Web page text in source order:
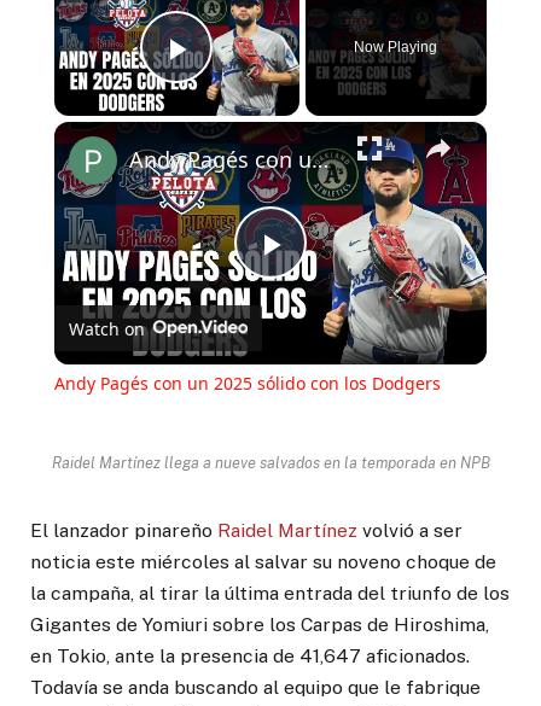
Play Video
Now Playing
×
Play
Video
Andy Pagés con un 2025 sólido con los Dodgers
Watch on
Andy Pagés con un 2025 sólido con los Dodgers
Raidel Martínez llega a nueve salvados en la temporada en NPB
El lanzador pinareño Raidel Martínez volvió a ser
noticia este miércoles al salvar su noveno choque de
la campaña, al tirar la última entrada del triunfo de los
Gigantes de Yomiuri sobre los Carpas de Hiroshima,
en Tokio, ante la presencia de 41,647 aficionados.
Todavía se anda buscando al equipo que le fabrique